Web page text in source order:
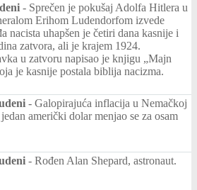
- Sprečen je pokušaj Adolfa Hitlera u
Erihom Ludendorfom izvede
nacista uhapšen je četiri dana kasnije i
zatvora, ali je krajem 1924.
u zatvoru napisao je knjigu „Majn
je kasnije postala biblija nacizma.
- Galopirajuća inflacija u Nemačkoj
američki dolar menjao se za osam
- Rođen Alan Shepard, astronaut.